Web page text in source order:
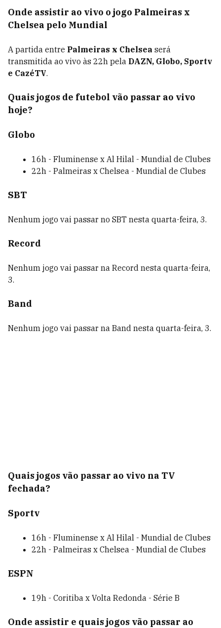
Onde assistir ao vivo o jogo Palmeiras x
Chelsea pelo Mundial
A partida entre Palmeiras x Chelsea será
transmitida ao vivo às 22h pela DAZN, Globo, Sportv
e CazéTV.
Quais jogos de futebol vão passar ao vivo
hoje?
Globo
16h - Fluminense x Al Hilal - Mundial de Clubes
22h - Palmeiras x Chelsea - Mundial de Clubes
SBT
Nenhum jogo vai passar no SBT nesta quarta-feira, 3.
Record
Nenhum jogo vai passar na Record nesta quarta-feira,
3.
Band
Nenhum jogo vai passar na Band nesta quarta-feira, 3.
Quais jogos vão passar ao vivo na TV
fechada?
Sportv
16h - Fluminense x Al Hilal - Mundial de Clubes
22h - Palmeiras x Chelsea - Mundial de Clubes
ESPN
19h - Coritiba x Volta Redonda - Série B
Onde assistir e quais jogos vão passar ao